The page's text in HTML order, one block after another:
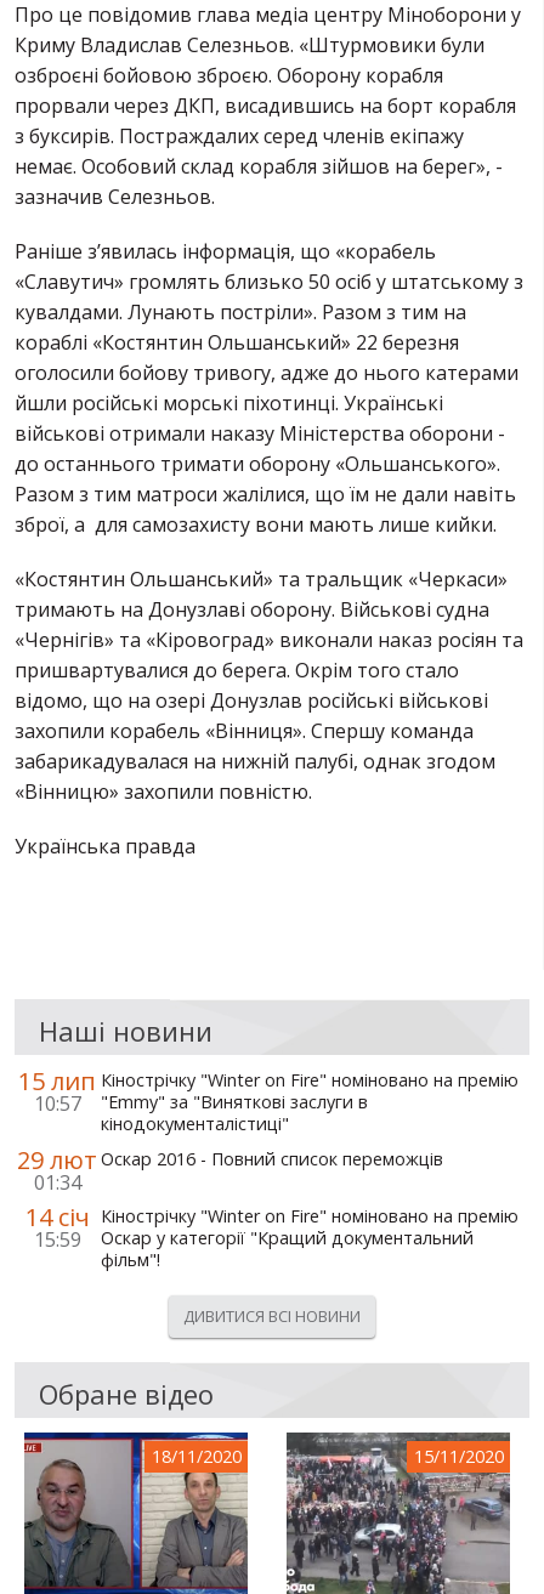
Про це повідомив глава медіа центру Міноборони у
Криму Владислав Селезньов. «Штурмовики були
озброєні бойовою зброєю. Оборону корабля
прорвали через ДКП, висадившись на борт корабля
з буксирів. Постраждалих серед членів екіпажу
немає. Особовий склад корабля зійшов на берег», -
зазначив Селезньов.
Раніше з’явилась інформація, що «корабель
«Славутич» громлять близько 50 осіб у штатському з
кувалдами. Лунають постріли». Разом з тим на
кораблі «Костянтин Ольшанський» 22 березня
оголосили бойову тривогу, адже до нього катерами
йшли російські морські піхотинці. Українські
військові отримали наказу Міністерства оборони -
до останнього тримати оборону «Ольшанського».
Разом з тим матроси жалілися, що їм не дали навіть
зброї, а для самозахисту вони мають лише кийки.
«Костянтин Ольшанський» та тральщик «Черкаси»
тримають на Донузлаві оборону. Військові судна
«Чернігів» та «Кіровоград» виконали наказ росіян та
пришвартувалися до берега. Окрім того стало
відомо, що на озері Донузлав російські військові
захопили корабель «Вінниця». Спершу команда
забарикадувалася на нижній палубі, однак згодом
«Вінницю» захопили повністю.
Українська правда
Наші новини
15 лип
10:57
Кінострічку "Winter on Fire" номіновано на премію
"Emmy" за "Виняткові заслуги в
кінодокументалістиці"
29 лют
01:34
Оскар 2016 - Повний список переможців
14 січ
15:59
Кінострічку "Winter on Fire" номіновано на премію
Оскар у категорії "Кращий документальний
фільм"!
ДИВИТИСЯ ВСІ НОВИНИ
Обране відео
18/11/2020 15/11/2020